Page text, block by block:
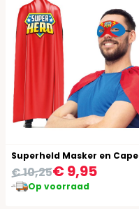
Superheld Masker en Cape
€ 9,95
€ 10,25
Op voorraad